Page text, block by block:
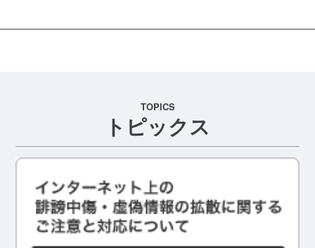
TOPICS
トピックス